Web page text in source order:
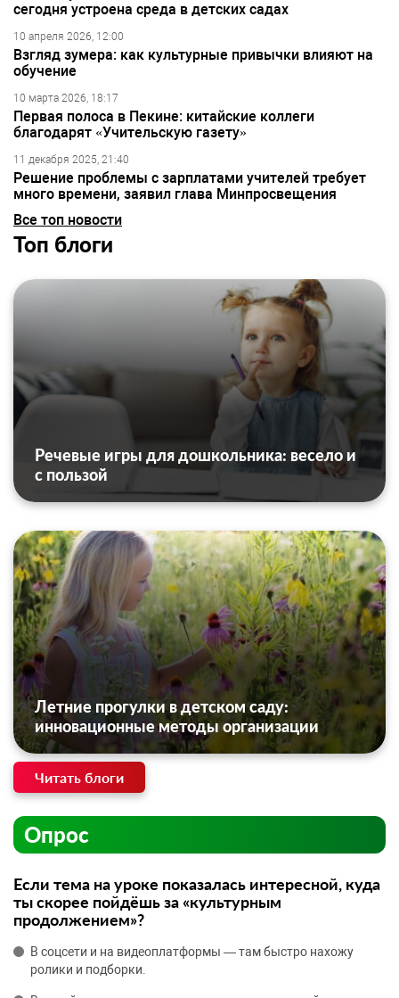
сегодня устроена среда в детских садах
10 апреля 2026, 12:00
Взгляд зумера: как культурные привычки влияют на
обучение
10 марта 2026, 18:17
Первая полоса в Пекине: китайские коллеги
благодарят «Учительскую газету»
11 декабря 2025, 21:40
Решение проблемы с зарплатами учителей требует
много времени, заявил глава Минпросвещения
Все топ новости
Топ блоги
Речевые игры для дошкольника: весело и
с пользой
Летние прогулки в детском саду:
инновационные методы организации
Читать блоги
Опрос
Если тема на уроке показалась интересной, куда
ты скорее пойдёшь за «культурным
продолжением»?
В соцсети и на видеоплатформы — там быстро нахожу
ролики и подборки.